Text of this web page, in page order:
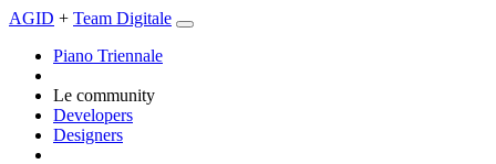
AGID + Team Digitale
Piano Triennale
Le community
Developers
Designers